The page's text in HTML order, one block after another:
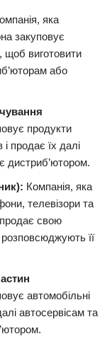
яка
закуповує
щоб виготовити
або
продукти
продає їх далі
дистриб’ютором.
Компанія, яка
телевізори та
свою
її
автомобільні
автосервісам та